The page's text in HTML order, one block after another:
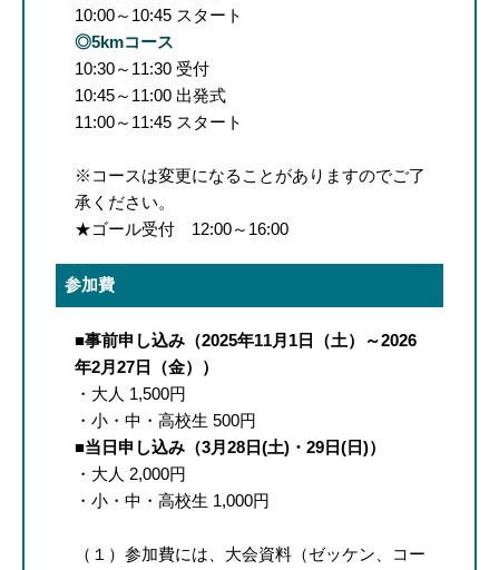
10:00～10:45 スタート
◎5kmコース
10:30～11:30 受付
10:45～11:00 出発式
11:00～11:45 スタート
※コースは変更になることがありますのでご了
承ください。
★ゴール受付 12:00～16:00
参加費
■事前申し込み（2025年11月1日（土）～2026
年2月27日（金））
・大人 1,500円
・小・中・高校生 500円
■当日申し込み（3月28日(土)・29日(日)）
・大人 2,000円
・小・中・高校生 1,000円
（１）参加費には、大会資料（ゼッケン、コー